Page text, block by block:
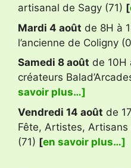
artisanal de Sagy (71) [
Mardi 4 août de 8H à
l’ancienne de Coligny
Samedi 8 août de 10H
créateurs
savoir plus…]
Vendredi 14 août de
Fête, Artistes,
(71) [en savoir plus…]